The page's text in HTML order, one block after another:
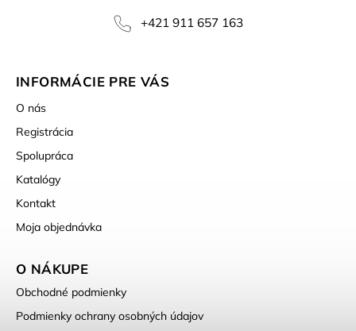
+421 911 657 163
INFORMÁCIE PRE VÁS
O nás
Registrácia
Spolupráca
Katalógy
Kontakt
Moja objednávka
O NÁKUPE
Obchodné podmienky
Podmienky ochrany osobných údajov